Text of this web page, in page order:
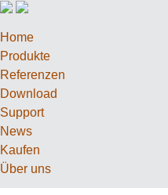
Home
Produkte
Referenzen
Download
Support
News
Kaufen
Über uns